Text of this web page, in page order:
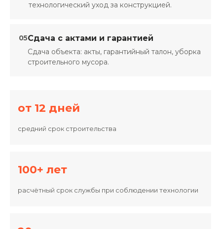
технологический уход за конструкцией.
05Сдача с актами и гарантией
Сдача объекта: акты, гарантийный талон, уборка
строительного мусора.
от 12 дней
средний срок строительства
100+ лет
расчётный срок службы при соблюдении технологии